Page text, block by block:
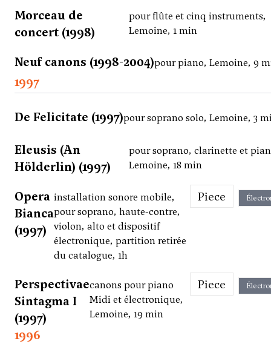
Morceau de
concert (1998)
pour flûte et cinq instruments,
Lemoine, 1 min
Neuf canons (1998-2004)pour piano, Lemoine, 9
1997
De Felicitate (1997)pour soprano solo, Lemoine, 3
Eleusis (An
Hölderlin) (1997)
pour soprano, clarinette et
Lemoine, 18 min
Opera
Bianca
(1997)
installation sonore mobile,
pour soprano, haute-contre,
violon, alto et dispositif
électronique, partition retirée
du catalogue, 1h
Piece
Perspectivae
Sintagma I
(1997)
canons pour piano
Midi et électronique,
Lemoine, 19 min
Piece
1996